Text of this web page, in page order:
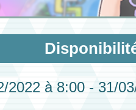
2022 à 8:00 - 31/